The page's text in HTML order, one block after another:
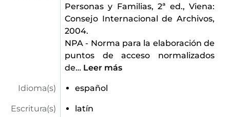
Personas y Familias, 2ª ed., Viena:
Consejo Internacional de Archivos,
2004.
NPA - Norma para la elaboración de
puntos de acceso normalizados
de… Leer más
Idioma(s) español
Escritura(s) latín